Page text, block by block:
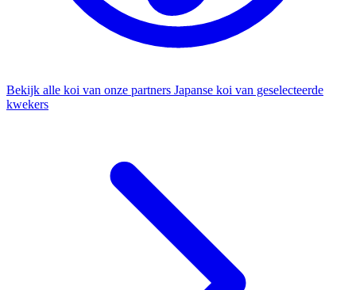
Bekijk alle koi van onze partners Japanse koi van geselecteerde
kwekers